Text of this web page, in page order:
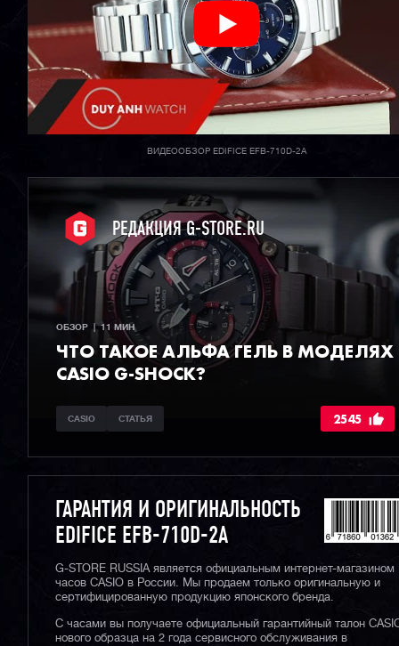
ВИДЕООБЗОР EDIFICE EFB-710D-2A
РЕДАКЦИЯ G-STORE.RU
ОБЗОР  |  11 МИН
ЧТО ТАКОЕ АЛЬФА ГЕЛЬ В МОДЕЛЯХ
CASIO G-SHOCK?
CASIO СТАТЬЯ 2545
ГАРАНТИЯ И ОРИГИНАЛЬНОСТЬ
EDIFICE EFB-710D-2A
G-STORE RUSSIA является официальным интернет-магазином
часов CASIO в России. Мы продаем только оригинальную и
сертифицированную продукцию японского бренда.
С часами вы получаете официальный гарантийный талон
нового образца на 2 года сервисного обслуживания в